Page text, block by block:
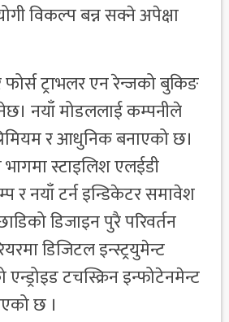
विकल्प बन्न सक्ने अपेक्षा
ट्राभलर एन रेन्जको बुकिङ
नयाँ मोडललाई कम्पनीले
र आधुनिक बनाएको छ।
स्टाइलिश एलईडी
र नयाँ टर्न इन्डिकेटर समावेश
डिजाइन पुरै परिवर्तन
डिजिटल इन्स्ट्रयुमेन्ट
टचस्क्रिन इन्फोटेनमेन्ट
छ ।